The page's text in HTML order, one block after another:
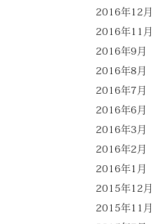
2016年12月
2016年11月
2016年9月
2016年8月
2016年7月
2016年6月
2016年3月
2016年2月
2016年1月
2015年12月
2015年11月